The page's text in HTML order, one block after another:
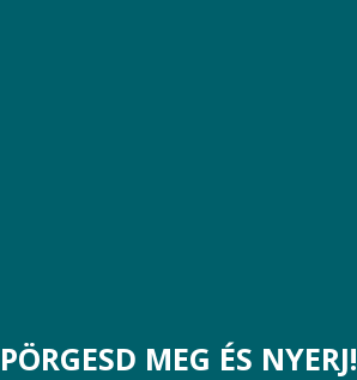
PÖRGESD MEG ÉS NYERJ!